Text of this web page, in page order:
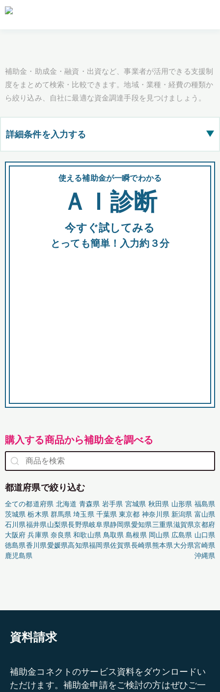
補助金・助成金・融資・出資など、事業者が活用できる支援制
度をまとめて検索・比較できます。地域・業種・経費の種類か
ら絞り込み、自社に最適な資金調達手段を見つけましょう。
詳細条件を入力する ▶
都道府県
全国の検索結果を含めて表示
助成金 融資 出資
使える補助金が一瞬でわかる
ＡＩ診断
今すぐ試してみる
とっても簡単！入力約３分
購入する商品から補助金を調べる
都道府県で絞り込む
全ての都道府県 北海道 青森県 岩手県 宮城県 秋田県 山形県 福島県
茨城県 栃木県 群馬県 埼玉県 千葉県 東京都 神奈川県 新潟県 富山県
石川県福井県山梨県長野県岐阜県静岡県愛知県三重県滋賀県京都府
大阪府 兵庫県 奈良県 和歌山県 鳥取県 島根県 岡山県 広島県 山口県
徳島県香川県愛媛県高知県福岡県佐賀県長崎県熊本県大分県宮崎県
鹿児島県
沖縄県
資料請求
補助金コネクトのサービス資料をダウンロードい
ただけます。補助金申請をご検討の方はぜひご一